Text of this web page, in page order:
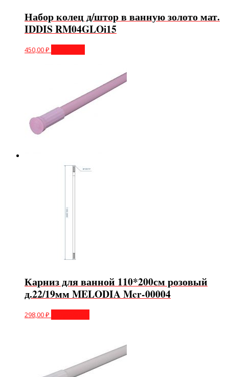
Набор колец д/штор в ванную золото мат.
IDDIS RM04GLOi15
450,00₽
Карниз для ванной 110*200см розовый
д.22/19мм MELODIA Mcr-00004
298,00₽